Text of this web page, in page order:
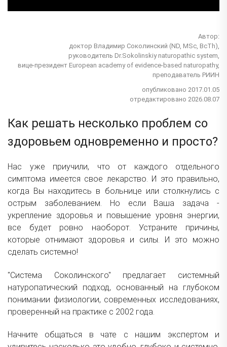
Автор:
доктор Владимир Соколинский (ND, MSc, BcTh),
руководитель Dr.Sokolinskiy naturopathic system,
вице-президент European academy of evidence-based naturopathy,
преподаватель РИИН
опубликовано 2017.01.05
отредактировано 2026.08.07
Как решать несколько проблем со
здоровьем одновременно и просто?
Нас уже приучили, что от каждого отдельного
симптома имеется свое лекарство. И это правильно,
когда Вы находитесь в больнице или столкнулись с
острым заболеванием. Но если Ваша задача -
укрепление здоровья и повышение уровня энергии,
все будет ровно наоборот. Устраните причины,
которые отнимают здоровья и силы. И это можно
сделать системно!
"Система Соколинского" предлагает системный
натуропатический подход, основанный на глубоком
понимании физиологии, современных исследованиях,
проверенный на практике с 2002 года.
Начните общаться в чате с нашим экспертом и